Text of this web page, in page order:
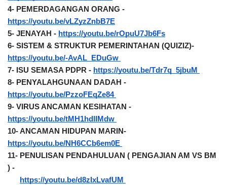
https://youtu.be/vLZyzZnbB7E
5- JENAYAH - https://youtu.be/rOpuU7Jb6Fs
https://youtu.be/-AvAL_EDuGw
7- ISU SEMASA PDPR - https://youtu.be/Tdr7q_5jbuM
https://youtu.be/PzzoFEqZe84
https://youtu.be/tMH1hdlIMdw
https://youtu.be/NH6CCb6em0E
11- PENULISAN PENDAHULUAN ( PENGAJIAN AM VS BM
) -
https://youtu.be/d8zIxLvafUM